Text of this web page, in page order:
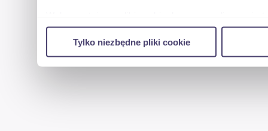
w naszej witrynie. Informacje o tym, jak korzystasz
reklamowym i analitycznym. Partnerzy mogą
uzyskanymi podczas korzystania z ich usług.
Tylko niezbędne pliki cookie